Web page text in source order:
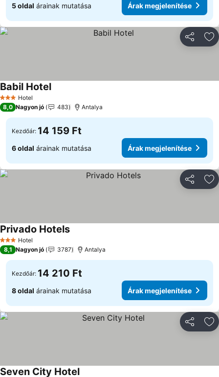
5 oldal árainak mutatása Árak megjelenítése
3 Kategória
Hotel
Babil Hotel
8,0 Nagyon jó 483 Antalya
Kezdőár: 14 159 Ft
6 oldal árainak mutatása Árak megjelenítése
3 Kategória
Hotel
Privado Hotels
8,1 Nagyon jó 3787 Antalya
Kezdőár: 14 210 Ft
8 oldal árainak mutatása Árak megjelenítése
Seven City Hotel